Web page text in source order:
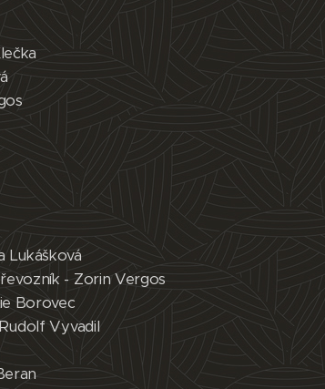
Lukášková
- Zorin Vergos
Borovec
Vyvadil